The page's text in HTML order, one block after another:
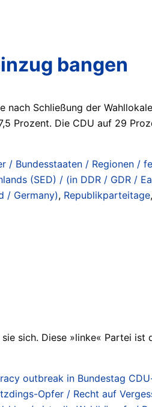
bangen
Schließung der
Prozent. Die CDU auf 29
/ Bundesstaaten / Regionen /
(SED) / (in DDR / GDR /
/ Germany), Republikparteitage,
sich. Diese »linke« Partei ist
outbreak in Bundestag
Opfer / Recht auf